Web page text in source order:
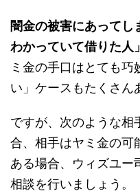
闇金の被害にあってし
わかっていて借りた人
ミ金の手口はとても
い」ケースもたくさん
ですが、次のような相
合、相手はヤミ金の可
ある場合、ウィズユー
相談を行いましょう。